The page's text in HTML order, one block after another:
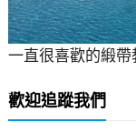
一直很喜歡的緞
歡迎追蹤我們